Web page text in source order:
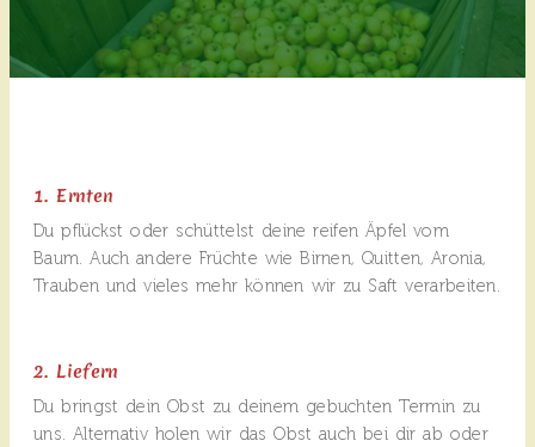
1. Ernten
Du pflückst oder schüttelst deine reifen Äpfel vom
Baum. Auch andere Früchte wie Birnen, Quitten, Aronia,
Trauben und vieles mehr können wir zu Saft verarbeiten.
2. Liefern
Du bringst dein Obst zu deinem gebuchten Termin zu
uns. Alternativ holen wir das Obst auch bei dir ab oder